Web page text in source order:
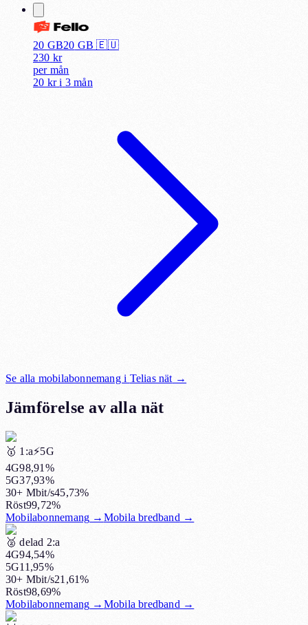
20 GB20 GB 🇪🇺
230 kr
per mån
20 kr i 3 mån
Se alla mobilabonnemang i Telias nät →
Jämförelse av alla nät
🥇 1:a⚡️5G
4G98,91%
5G37,93%
30+ Mbit/s45,73%
Röst99,72%
Mobilabonnemang → Mobila bredband →
🥈 delad 2:a
4G94,54%
5G11,95%
30+ Mbit/s21,61%
Röst98,69%
Mobilabonnemang → Mobila bredband →